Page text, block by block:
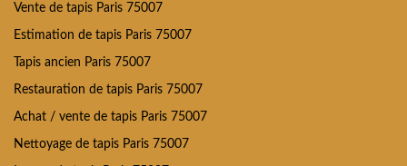
Vente de tapis Paris 75007
Estimation de tapis Paris 75007
Tapis ancien Paris 75007
Restauration de tapis Paris 75007
Achat / vente de tapis Paris 75007
Nettoyage de tapis Paris 75007